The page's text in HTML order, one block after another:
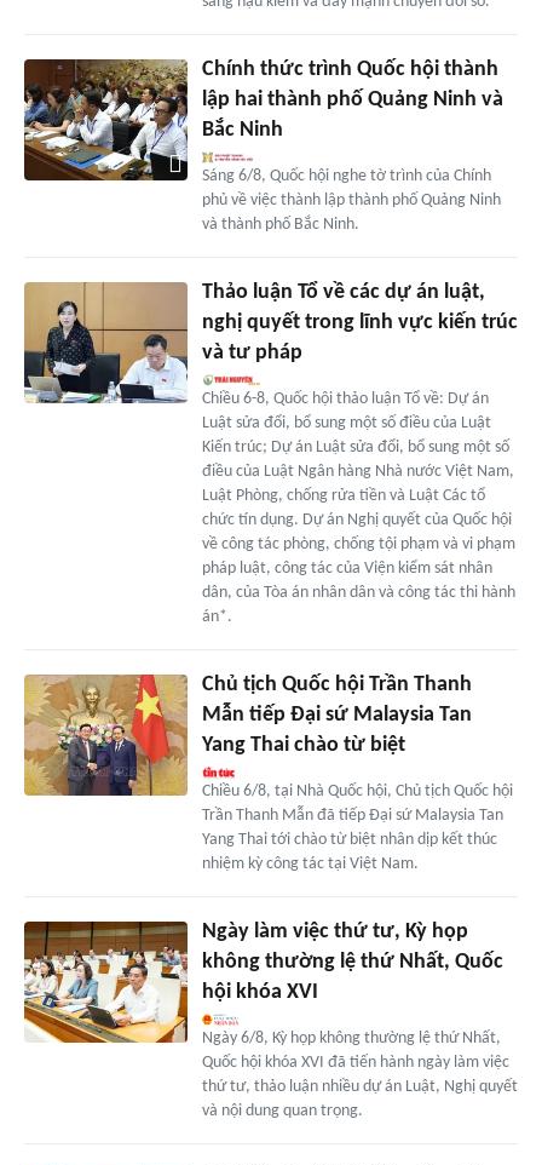
Chính thức trình Quốc hội thành
lập hai thành phố Quảng Ninh và
Bắc Ninh
Sáng 6/8, Quốc hội nghe tờ trình của Chính
phủ về việc thành lập thành phố Quảng Ninh
và thành phố Bắc Ninh.
Thảo luận Tổ về các dự án luật,
nghị quyết trong lĩnh vực kiến trúc
và tư pháp
Chiều 6-8, Quốc hội thảo luận Tổ về: Dự án
Luật sửa đổi, bổ sung một số điều của Luật
Kiến trúc; Dự án Luật sửa đổi, bổ sung một số
điều của Luật Ngân hàng Nhà nước Việt Nam,
Luật Phòng, chống rửa tiền và Luật Các tổ
chức tín dụng. Dự án Nghị quyết của Quốc hội
về công tác phòng, chống tội phạm và vi phạm
pháp luật, công tác của Viện kiểm sát nhân
dân, của Tòa án nhân dân và công tác thi hành
án*.
Chủ tịch Quốc hội Trần Thanh
Mẫn tiếp Đại sứ Malaysia Tan
Yang Thai chào từ biệt
Chiều 6/8, tại Nhà Quốc hội, Chủ tịch Quốc hội
Trần Thanh Mẫn đã tiếp Đại sứ Malaysia Tan
Yang Thai tới chào từ biệt nhân dịp kết thúc
nhiệm kỳ công tác tại Việt Nam.
Ngày làm việc thứ tư, Kỳ họp
không thường lệ thứ Nhất, Quốc
hội khóa XVI
Ngày 6/8, Kỳ họp không thường lệ thứ Nhất,
Quốc hội khóa XVI đã tiến hành ngày làm việc
thứ tư, thảo luận nhiều dự án Luật, Nghị quyết
và nội dung quan trọng.